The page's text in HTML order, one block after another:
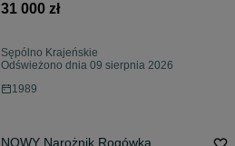
31 000 zł
Sępólno Krajeńskie
Odświeżono dnia 09 sierpnia 2026
1989
NOWY Narożnik Rogówka